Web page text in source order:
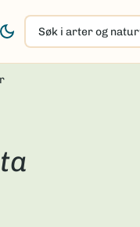
Søk
i
arter